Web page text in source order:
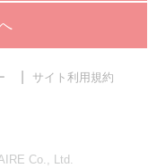
サイト利用規約
Co., Ltd.